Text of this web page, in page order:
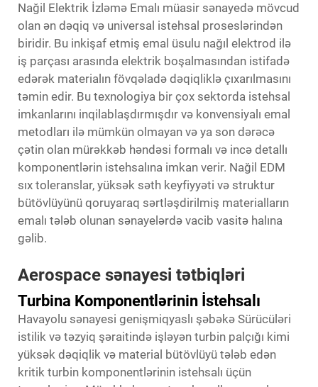
Nağil Elektrik İzləmə Emalı müasir sənayedə mövcud
olan ən dəqiq və universal istehsal proseslərindən
biridir. Bu inkişaf etmiş emal üsulu nağıl elektrod ilə
iş parçası arasında elektrik boşalmasından istifadə
edərək materialın fövqəladə dəqiqliklə çıxarılmasını
təmin edir. Bu texnologiya bir çox sektorda istehsal
imkanlarını inqilablaşdırmışdır və konvensiyalı emal
metodları ilə mümkün olmayan və ya son dərəcə
çətin olan mürəkkəb həndəsi formalı və incə detallı
komponentlərin istehsalına imkan verir. Nağil EDM
sıx toleranslar, yüksək səth keyfiyyəti və struktur
bütövlüyünü qoruyaraq sərtləşdirilmiş materialların
emalı tələb olunan sənayelərdə vacib vasitə halına
gəlib.
Aerospace sənayesi tətbiqləri
Turbina Komponentlərinin İstehsalı
Havayolu sənayesi genişmiqyaslı şəbəkə Sürücüləri
istilik və təzyiq şəraitində işləyən turbin palçığı kimi
yüksək dəqiqlik və material bütövlüyü tələb edən
kritik turbin komponentlərinin istehsalı üçün